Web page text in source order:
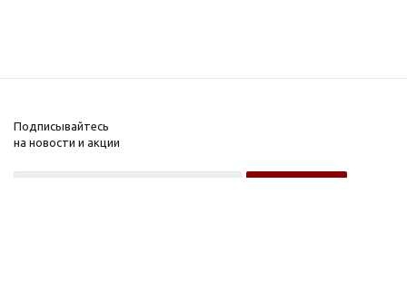
Подписывайтесь
на новости и акции